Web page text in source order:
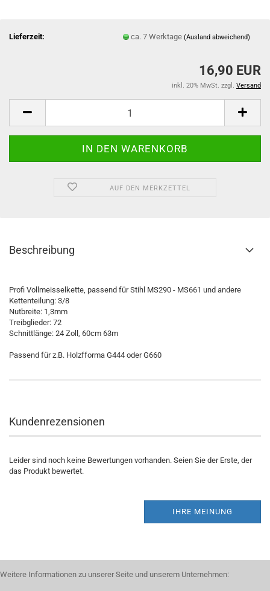
Lieferzeit: ca. 7 Werktage(Ausland abweichend)
16,90 EUR
inkl. 20% MwSt. zzgl. Versand
AUF DEN MERKZETTEL
Beschreibung
Profi Vollmeisselkette, passend für Stihl MS290 - MS661 und andere
Kettenteilung: 3/8
Nutbreite: 1,3mm
Treibglieder: 72
Schnittlänge: 24 Zoll, 60cm 63m
Passend für z.B. Holzfforma G444 oder G660
Kundenrezensionen
Leider sind noch keine Bewertungen vorhanden. Seien Sie der Erste, der
das Produkt bewertet.
IHRE MEINUNG
Weitere Informationen zu unserer Seite und unserem Unternehmen: